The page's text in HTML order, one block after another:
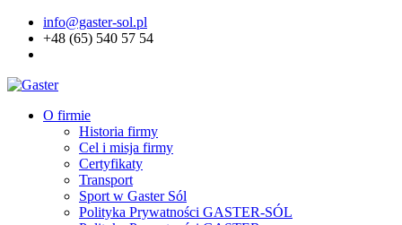
info@gaster-sol.pl
+48 (65) 540 57 54
O firmie
Historia firmy
Cel i misja firmy
Certyfikaty
Transport
Sport w Gaster Sól
Polityka Prywatności GASTER-SÓL